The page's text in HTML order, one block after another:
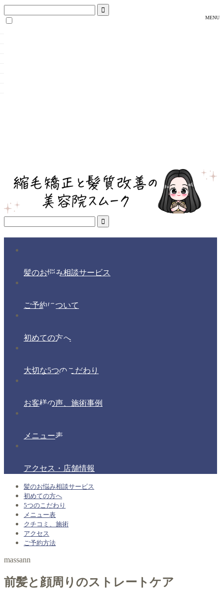
髪のお悩み相談サービス
ご予約について
初めての方へ
大切な5つのこだわり
お客様の声、施術事例
メニュー表
アクセス・店舗情報
髪のお悩み相談サービス
初めての方へ
5つのこだわり
メニュー表
クチコミ、施術
アクセス
ご予約方法
massann
前髪と顔周りのストレートケア